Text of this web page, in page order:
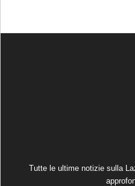
Tutte le ultime notizie sulla